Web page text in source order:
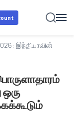
இந்தியாவின்